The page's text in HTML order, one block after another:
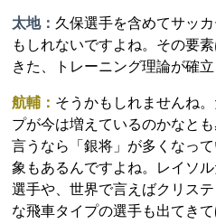
太地： 久保選手を含めてサッ
もしれないですよね。その要
きた、トレーニング理論が確
航輔： そうかもしれませんね
プが今は増えているのかなと
言うなら「銀将」が多くなっ
象もあるんですよね。レイソ
選手や、世界で言えばクリス
な飛車タイプの選手も出てきて